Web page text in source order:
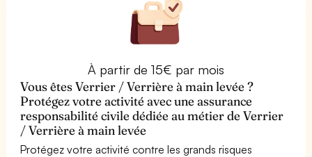
À partir de 15€ par mois
Vous êtes Verrier / Verrière à main levée ?
Protégez votre activité avec une assurance
responsabilité civile dédiée au métier de Verrier
/ Verrière à main levée
Protégez votre activité contre les grands risques